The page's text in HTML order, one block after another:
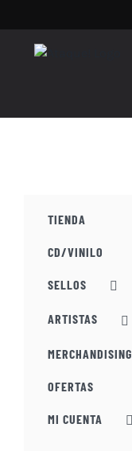
al
contenido
TIENDA
CD/VINILO
SELLOS
ARTISTAS
MERCHANDISING
OFERTAS
MI CUENTA